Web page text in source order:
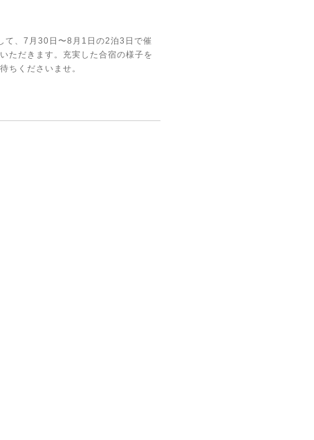
て、7月30日〜8月1日の2泊3日で催
ただきます。充実した合宿の様子を
ちくださいませ。